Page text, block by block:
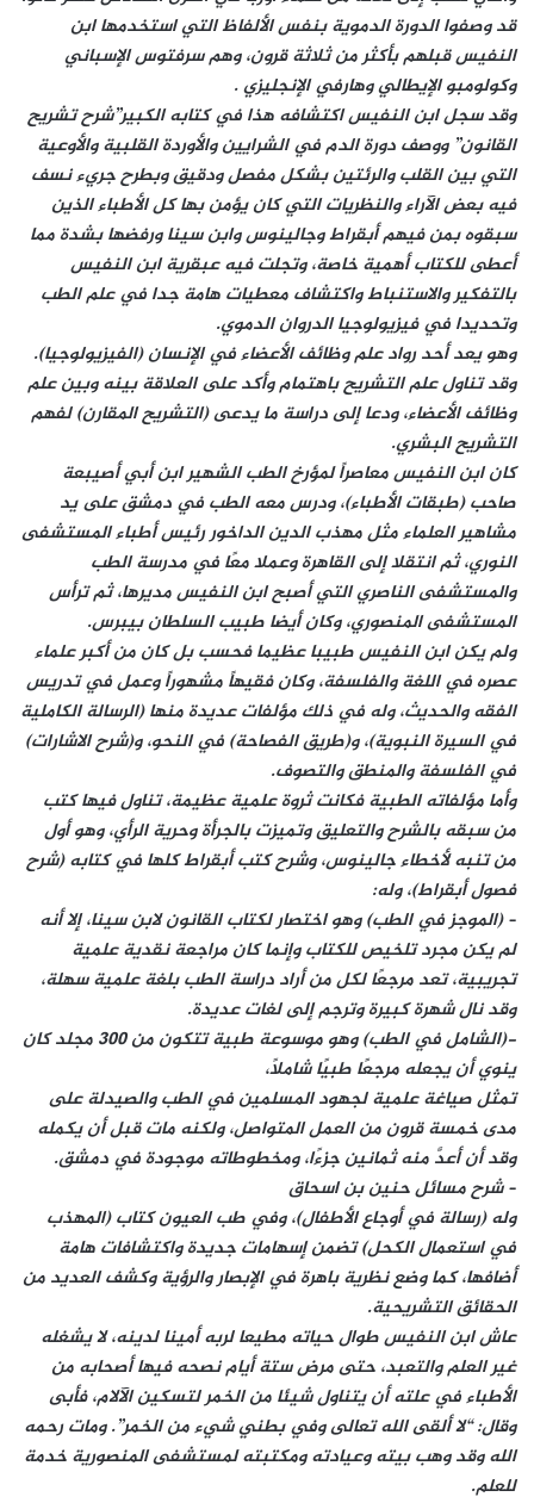
قد وصفوا الدورة الدموية بنفس الألفاظ التي استخدمها ابن
النفيس قبلهم بأكثر من ثلاثة قرون، وهم سرفتوس الإسباني
وكولومبو الإيطالي وهارفي الإنجليزي .
وقد سجل ابن النفيس اكتشافه هذا في كتابه الكبير”شرح تشريح
القانون” ووصف دورة الدم في الشرايين والأوردة القلبية والأوعية
التي بين القلب والرئتين بشكل مفصل ودقيق وبطرح جريء نسف
فيه بعض الآراء والنظريات التي كان يؤمن بها كل الأطباء الذين
سبقوه بمن فيهم أبقراط وجالينوس وابن سينا ورفضها بشدة مما
أعطى للكتاب أهمية خاصة، وتجلت فيه عبقرية ابن النفيس
بالتفكير والاستنباط واكتشاف معطيات هامة جدا في علم الطب
وتحديدا في فيزيولوجيا الدروان الدموي.
وهو يعد أحد رواد علم وظائف الأعضاء في الإنسان (الفيزيولوجيا).
وقد تناول علم التشريح باهتمام وأكد على العلاقة بينه وبين علم
وظائف الأعضاء، ودعا إلى دراسة ما يدعى (التشريح المقارن) لفهم
التشريح البشري.
كان ابن النفيس معاصراً لمؤرخ الطب الشهير ابن أبي أصيبعة
صاحب (طبقات الأطباء)، ودرس معه الطب في دمشق على يد
مشاهير العلماء مثل مهذب الدين الداخور رئيس أطباء المستشفى
النوري، ثم انتقلا إلى القاهرة وعملا معًا في مدرسة الطب
والمستشفى الناصري التي أصبح ابن النفيس مديرها، ثم ترأس
المستشفى المنصوري، وكان أيضا طبيب السلطان بيبرس.
ولم يكن ابن النفيس طبيبا عظيما فحسب بل كان من أكبر علماء
عصره في اللغة والفلسفة، وكان فقيهاً مشهوراً وعمل في تدريس
الفقه والحديث، وله في ذلك مؤلفات عديدة منها (الرسالة الكاملية
في السيرة النبوية)، و(طريق الفصاحة) في النحو، و(شرح الاشارات)
في الفلسفة والمنطق والتصوف.
وأما مؤلفاته الطبية فكانت ثروة علمية عظيمة، تناول فيها كتب
من سبقه بالشرح والتعليق وتميزت بالجرأة وحرية الرأي، وهو أول
من تنبه لأخطاء جالينوس، وشرح كتب أبقراط كلها في كتابه (شرح
فصول أبقراط)، وله:
– (الموجز في الطب) وهو اختصار لكتاب القانون لابن سينا، إلا أنه
لم يكن مجرد تلخيص للكتاب وإنما كان مراجعة نقدية علمية
تجريبية، تعد مرجعًا لكل من أراد دراسة الطب بلغة علمية سهلة،
وقد نال شهرة كبيرة وترجم إلى لغات عديدة.
-(الشامل في الطب) وهو موسوعة طبية تتكون من 300 مجلد كان
ينوي أن يجعله مرجعًا طبيًا شاملاً،
تمثل صياغة علمية لجهود المسلمين في الطب والصيدلة على
مدى خمسة قرون من العمل المتواصل، ولكنه مات قبل أن يكمله
وقد أن أعدَّ منه ثمانين جزءًا، ومخطوطاته موجودة في دمشق.
– شرح مسائل حنين بن اسحاق
وله (رسالة في أوجاع الأطفال)، وفي طب العيون كتاب (المهذب
في استعمال الكحل) تضمن إسهامات جديدة واكتشافات هامة
أضافها، كما وضع نظرية باهرة في الإبصار والرؤية وكشف العديد من
الحقائق التشريحية.
عاش ابن النفيس طوال حياته مطيعا لربه أمينا لدينه، لا يشغله
غير العلم والتعبد، حتى مرض ستة أيام نصحه فيها أصحابه من
الأطباء في علته أن يتناول شيئا من الخمر لتسكين الآلام، فأبى
وقال: “لا ألقى الله تعالى وفي بطني شيء من الخمر”. ومات رحمه
الله وقد وهب بيته وعيادته ومكتبته لمستشفى المنصورية خدمة
للعلم.